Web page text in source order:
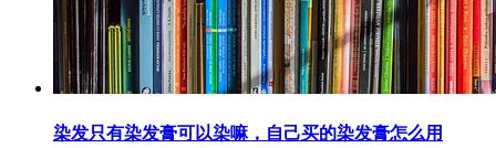
染发只有染发膏可以染嘛，自己买的染发膏怎么用